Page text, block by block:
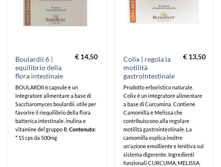
Boulardii 6 |
equilibrio della
flora intestinale
€14,50
BOULARDII 6 capsule è un
integratore alimentare a base di
Saccharomyces boulardii, utile per
favorire il riequilibrio della flora
batterica intestinale, inulina e
vitamine del gruppo B. Contenuto:
* 15 cps da 500mg
Colix | regola la
motilità
gastrointestinale
€13,50
Prodotto erboristico naturale.
Colix è un integratore alimentare
a base di Curcumina. Contiene
Camomilla e Melissa che
contribuiscono alla regolare
motilità gastrointestinale. La
camomilla esplica inoltre
un’azione emolliente e lenitiva sul
sistema digerente. Ingredienti
funzionali CURCUMA, MELISSA,